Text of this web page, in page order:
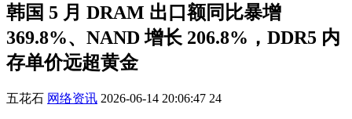
韩国 5 月 DRAM 出口额同比暴增
369.8%、NAND 增长 206.8%，DDR5 内
存单价远超黄金
五花石 网络资讯 2026-06-14 20:06:47 24